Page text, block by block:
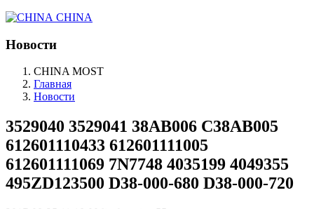
CHINA
Новости
CHINA MOST
Главная
Новости
3529040 3529041 38AB006 C38AB005
612601110433 612601111005
612601111069 7N7748 4035199 4049355
495ZD123500 D38-000-680 D38-000-720